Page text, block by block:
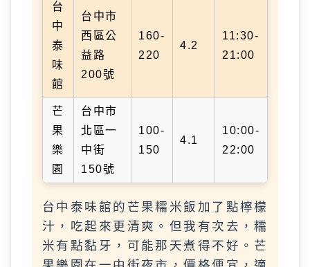
台
中
泰
味
館
台中市
西區公
益路
200號
160-
220
4.2
11:30-
21:00
芒
果
樂
園
台中市
北區一
中街
150號
100-
150
4.1
10:00-
22:00
台中泰味館的芒果糯米飯加了點檸檬
汁，吃起來更清爽。但我有次去，糯
米有點黏牙，可能那天煮得不好。芒